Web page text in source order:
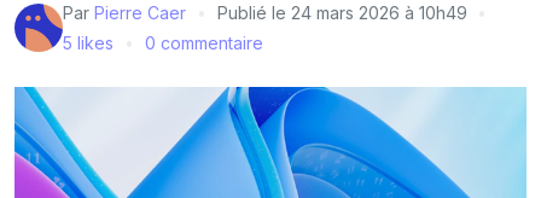
Par Pierre Caer Publié le 24 mars 2026 à 10h49
5 likes
0 commentaire